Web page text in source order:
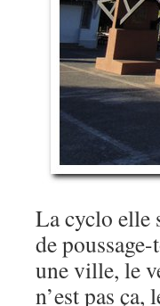
La cyclo elle
de
une ville, le
n’est pas